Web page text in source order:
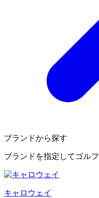
ブランドから探す
ブランドを指定してゴル
キャロウェイ